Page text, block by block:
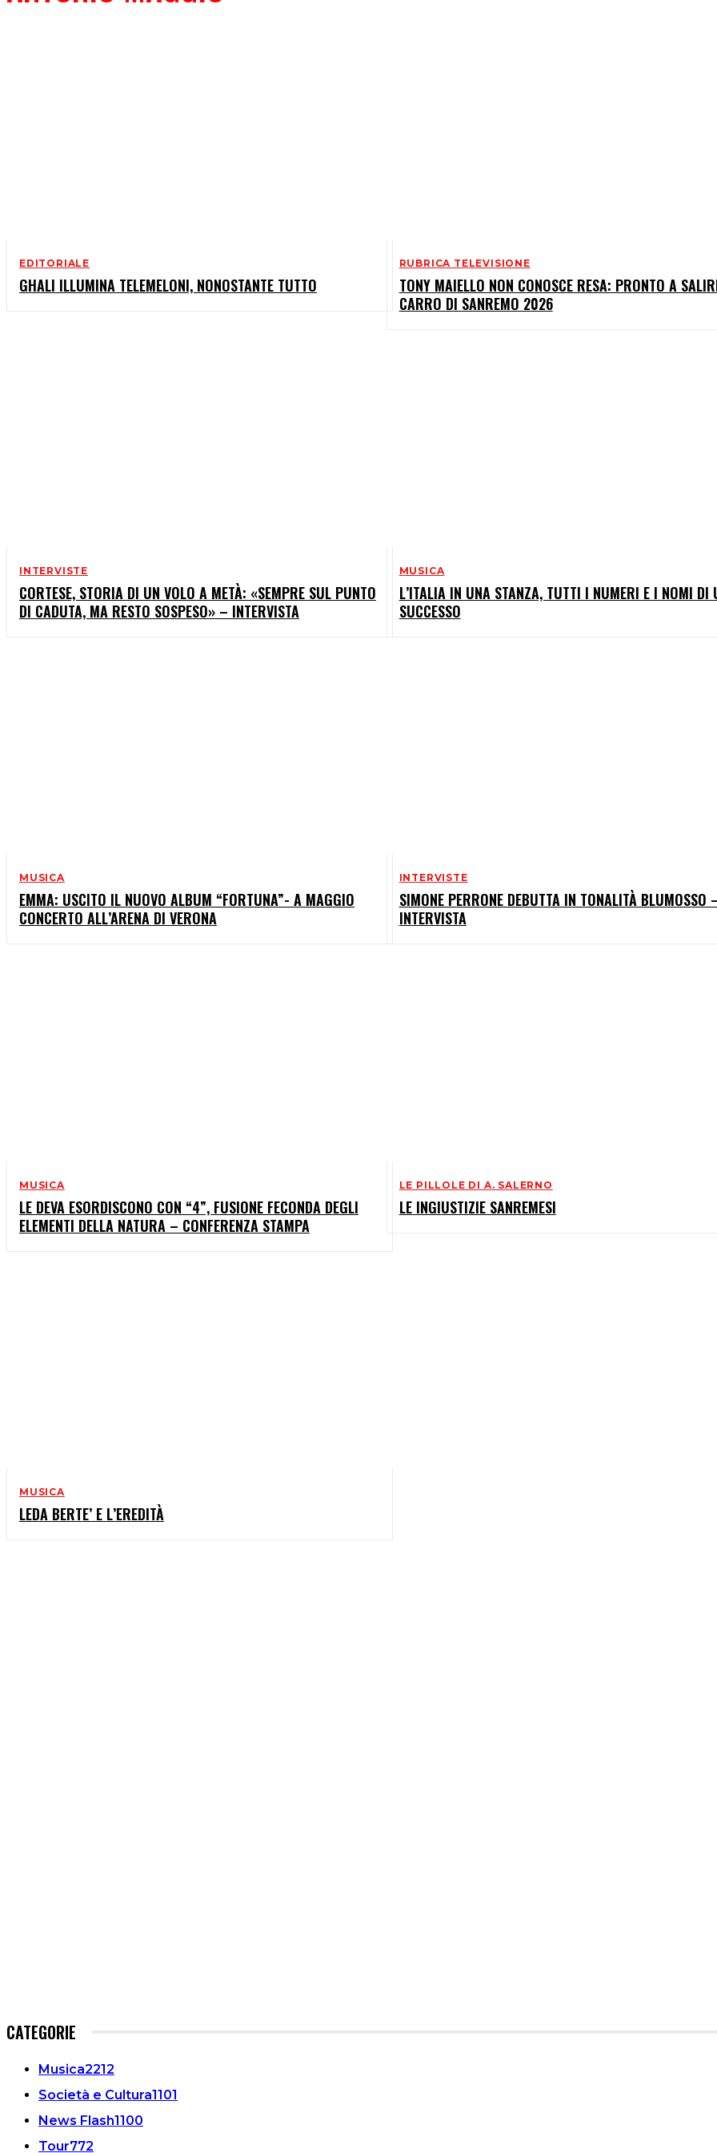
EDITORIALE
GHALI ILLUMINA TELEMELONI, NONOSTANTE TUTTO
RUBRICA TELEVISIONE
TONY MAIELLO NON CONOSCE RESA: PRONTO A
CARRO DI SANREMO 2026
INTERVISTE
CORTESE, STORIA DI UN VOLO A METÀ: «SEMPRE SUL PUNTO
DI CADUTA, MA RESTO SOSPESO» – INTERVISTA
MUSICA
L’ITALIA IN UNA STANZA, TUTTI I NUMERI E I NOMI DI
SUCCESSO
MUSICA
EMMA: USCITO IL NUOVO ALBUM “FORTUNA”- A MAGGIO
CONCERTO ALL’ARENA DI VERONA
INTERVISTE
SIMONE PERRONE DEBUTTA IN TONALITÀ BLUMOSSO
INTERVISTA
MUSICA
LE DEVA ESORDISCONO CON “4”, FUSIONE FECONDA DEGLI
ELEMENTI DELLA NATURA – CONFERENZA STAMPA
LE PILLOLE DI A. SALERNO
LE INGIUSTIZIE SANREMESI
MUSICA
LEDA BERTE’ E L’EREDITÀ
CATEGORIE
Musica2212
Società e Cultura1101
News Flash1100
Tour772